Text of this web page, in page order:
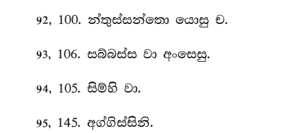
92, 100. න්තුස්සන්තො යොසු ච.
93, 106. සබ්බස්ස වා අංසෙසු.
94, 105. සිම්හි වා.
95, 145. අග්ගිස්සිනි.